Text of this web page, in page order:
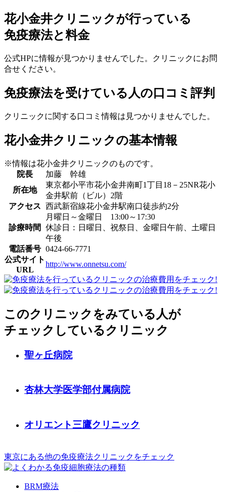
花小金井クリニックが行っている
免疫療法と料金
公式HPに情報が見つかりませんでした。クリニックにお問
合せください。
免疫療法を受けている人の口コミ評判
クリニックに関する口コミ情報は見つかりませんでした。
花小金井クリニックの基本情報
※情報は花小金井クリニックのものです。
院長
加藤 幹雄
所在地
東京都小平市花小金井南町1丁目18－25NR花小
金井駅前（ビル）2階
アクセス 西武新宿線花小金井駅南口徒歩約2分
診療時間
月曜日～金曜日 13:00～17:30
休診日：日曜日、祝祭日、金曜日午前、土曜日
午後
電話番号 0424-66-7771
公式サイト
URL
http://www.onnetsu.com/
このクリニックをみている人が
チェックしているクリニック
聖ヶ丘病院
杏林大学医学部付属病院
オリエント三鷹クリニック
東京にある他の免疫療法クリニックをチェック
BRM療法